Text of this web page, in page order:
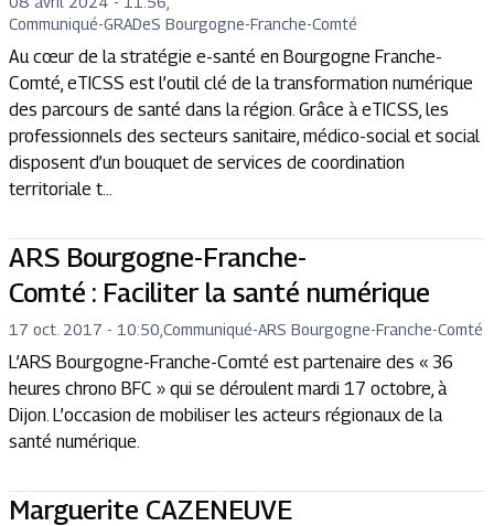
Communiqué-GRADeS Bourgogne-Franche-Comté
Au cœur de la stratégie e-santé en Bourgogne Franche-
Comté, eTICSS est l’outil clé de la transformation numérique
des parcours de santé dans la région. Grâce à eTICSS, les
professionnels des secteurs sanitaire, médico-social et social
disposent d’un bouquet de services de coordination
territoriale t...
ARS Bourgogne-Franche-
Comté : Faciliter la santé numérique
17 oct. 2017 - 10:50 Communiqué-ARS Bourgogne-Franche-Comté
L’ARS Bourgogne-Franche-Comté est partenaire des « 36
heures chrono BFC » qui se déroulent mardi 17 octobre, à
Dijon. L’occasion de mobiliser les acteurs régionaux de la
santé numérique.
Marguerite CAZENEUVE